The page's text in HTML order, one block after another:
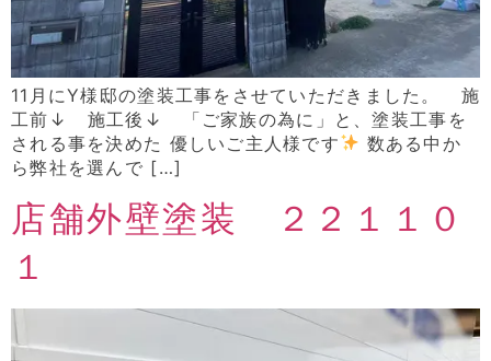
11月にY様邸の塗装工事をさせていただきました。 施
工前↓ 施工後↓ 「ご家族の為に」と、塗装工事を
される事を決めた 優しいご主人様です
数ある中か
ら弊社を選んで […]
店舗外壁塗装 ２２１１０
１